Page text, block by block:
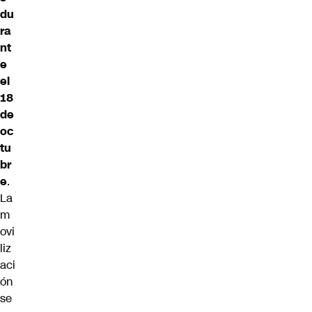
du
ra
nt
e
el
18
de
oc
tu
br
e.
La
m
ovi
liz
aci
ón
se